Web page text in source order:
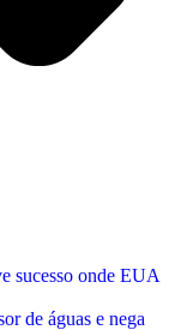
sucesso onde EUA
de águas e nega